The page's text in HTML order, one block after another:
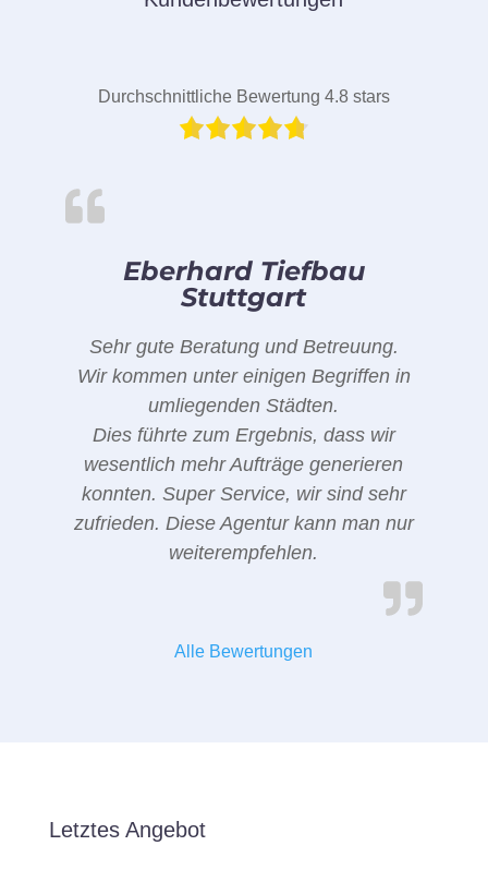
Durchschnittliche Bewertung 4.8 stars
Eberhard Tiefbau
Stuttgart
Sehr gute Beratung und Betreuung.
Wir kommen unter einigen Begriffen in
umliegenden Städten.
Dies führte zum Ergebnis, dass wir
wesentlich mehr Aufträge generieren
konnten. Super Service, wir sind sehr
zufrieden. Diese Agentur kann man nur
weiterempfehlen.
Alle Bewertungen
Letztes Angebot